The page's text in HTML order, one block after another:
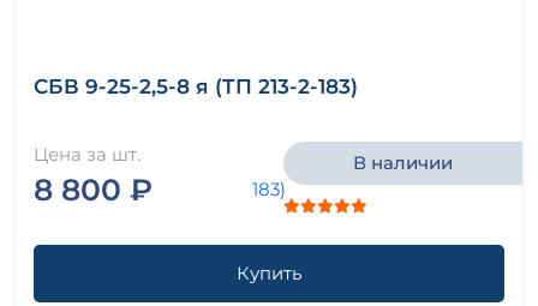
СБВ 9-25-2,5-8 я (ТП 213-2-183)
Цена за шт.
8 800 ₽
В наличии
Купить